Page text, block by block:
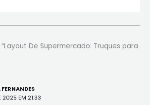
De Supermercado: Truques para
2025 EM 21:33